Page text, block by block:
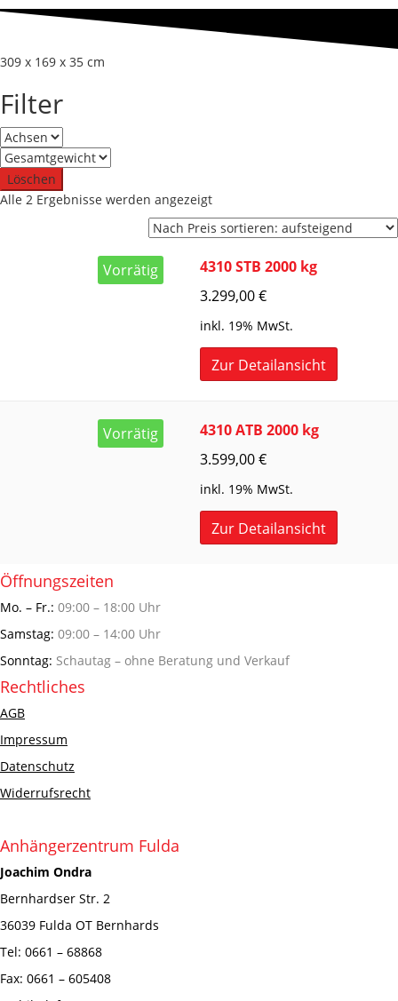
309 x 169 x 35 cm
Filter
Löschen
Alle 2 Ergebnisse werden angezeigtNach
Preis
sortiert:
Vorrätig
4310 STB 2000 kg
3.299,00€
inkl. 19% MwSt.
Zur Detailansicht
Vorrätig
4310 ATB 2000 kg
3.599,00€
inkl. 19% MwSt.
Zur Detailansicht
Öffnungszeiten
Mo. – Fr.: 09:00 – 18:00 Uhr
Samstag: 09:00 – 14:00 Uhr
Sonntag: Schautag – ohne Beratung und Verkauf
Rechtliches
AGB
Impressum
Datenschutz
Widerrufsrecht
Anhängerzentrum Fulda
Joachim Ondra
Bernhardser Str. 2
36039 Fulda OT Bernhards
Tel: 0661 – 68868
Fax: 0661 – 605408